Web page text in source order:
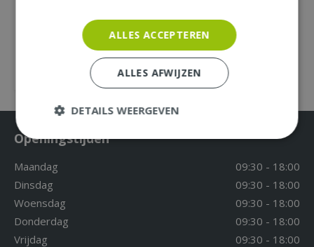
17,25
MEER INFORMATIE
Openingstijden
Maandag
09:30 - 18:00
Dinsdag
09:30 - 18:00
Woensdag
09:30 - 18:00
Donderdag
09:30 - 18:00
Vrijdag
09:30 - 18:00
ALLES ACCEPTEREN
ALLES AFWIJZEN
DETAILS WEERGEVEN